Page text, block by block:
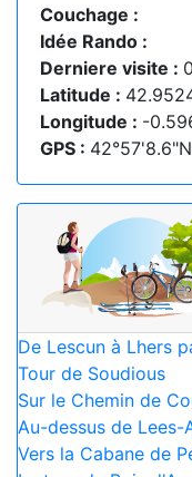
Couchage :
Idée Rando :
Derniere visite :
Latitude :
Longitude : -
GPS :
De Lescun à Lhers
Tour de Soudious
Sur le Chemin de
Au-dessus de Lees-
Vers la Cabane de